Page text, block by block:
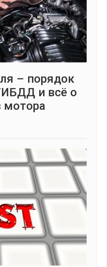
– порядок
и всё о
мотора